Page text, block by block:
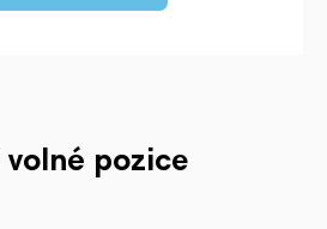
volné pozice